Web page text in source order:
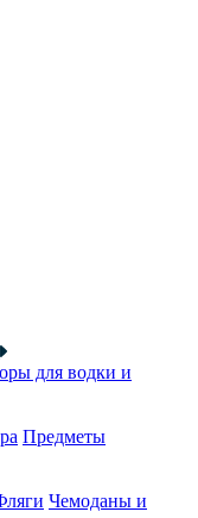
для водки и
Предметы
Чемоданы и